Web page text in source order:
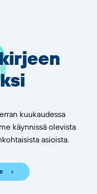
kuukaudessa
käynnissä olevista
asioista.